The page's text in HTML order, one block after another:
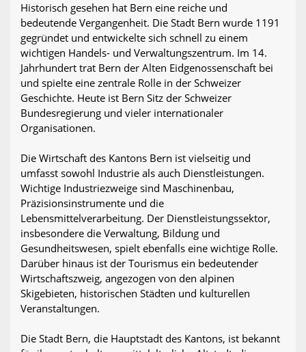
Historisch gesehen hat Bern eine reiche und
bedeutende Vergangenheit. Die Stadt Bern wurde 1191
gegründet und entwickelte sich schnell zu einem
wichtigen Handels- und Verwaltungszentrum. Im 14.
Jahrhundert trat Bern der Alten Eidgenossenschaft bei
und spielte eine zentrale Rolle in der Schweizer
Geschichte. Heute ist Bern Sitz der Schweizer
Bundesregierung und vieler internationaler
Organisationen.
Die Wirtschaft des Kantons Bern ist vielseitig und
umfasst sowohl Industrie als auch Dienstleistungen.
Wichtige Industriezweige sind Maschinenbau,
Präzisionsinstrumente und die
Lebensmittelverarbeitung. Der Dienstleistungssektor,
insbesondere die Verwaltung, Bildung und
Gesundheitswesen, spielt ebenfalls eine wichtige Rolle.
Darüber hinaus ist der Tourismus ein bedeutender
Wirtschaftszweig, angezogen von den alpinen
Skigebieten, historischen Städten und kulturellen
Veranstaltungen.
Die Stadt Bern, die Hauptstadt des Kantons, ist bekannt